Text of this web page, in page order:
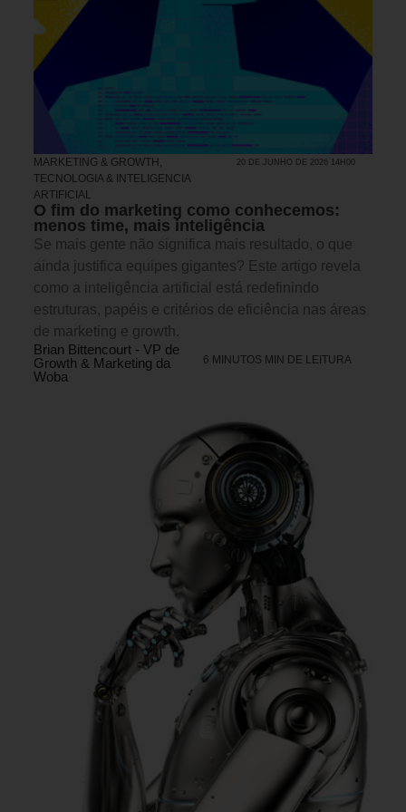
MARKETING & GROWTH ,
TECNOLOGIA & INTELIGENCIA
ARTIFICIAL
20 DE JUNHO DE 2026 14H00
O fim do marketing como conhecemos:
menos time, mais inteligência
Se mais gente não significa mais resultado, o que
ainda justifica equipes gigantes? Este artigo revela
como a inteligência artificial está redefinindo
estruturas, papéis e critérios de eficiência nas áreas
de marketing e growth.
Brian Bittencourt - VP de
Growth & Marketing da
Woba
6 MINUTOS MIN DE LEITURA